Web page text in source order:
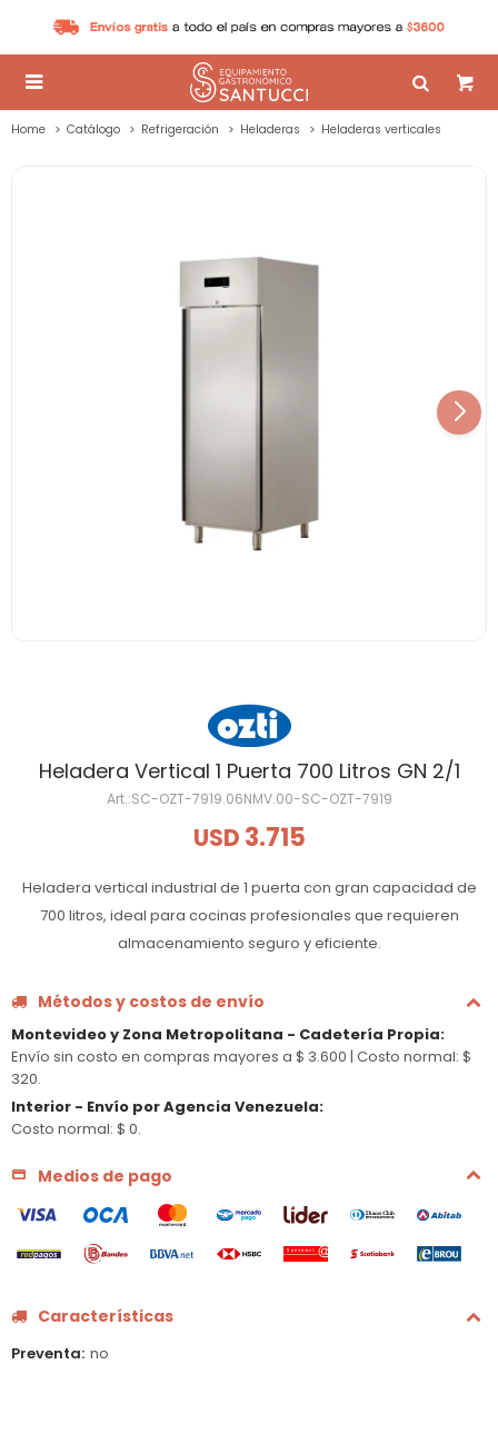

Home Catálogo Refrigeración Heladeras Heladeras verticales
Heladera Vertical 1 Puerta 700 Litros GN 2/1
SC-OZT-7919.06NMV.00-SC-OZT-7919
USD 3.715
Heladera vertical industrial de 1 puerta con gran capacidad de
700 litros, ideal para cocinas profesionales que requieren
almacenamiento seguro y eficiente.
Métodos y costos de envío
Montevideo y Zona Metropolitana - Cadetería Propia:
Envío sin costo en compras mayores a $ 3.600 | Costo normal: $
320.
Interior - Envío por Agencia Venezuela:
Costo normal: $ 0.
Medios de pago
Características
Preventa no